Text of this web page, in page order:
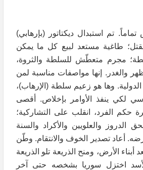
تم استبدال ديكتاتور (بإرهابي)
طاغية مستعد لبيع كل ما يمكن
مجرم متعطّش للسلطة والثروة،
والغدر. إنها مواصفات مناسبة لمن
الدولية. وها هو زعيم سلطة (الإرهاب)،
لكي ينفذ الأوامر بإخلاص. أقصى
حكم الفرد، انقلب على التشاركية؛
الدروز والعلويين والأكراد والسنة
أعاد تصدير الخوف والانتقام. وطّن
أبناء الأرض، ومنح الذريعة تلو الذريعة
اختزل سوريا بشخصه حتى آخر